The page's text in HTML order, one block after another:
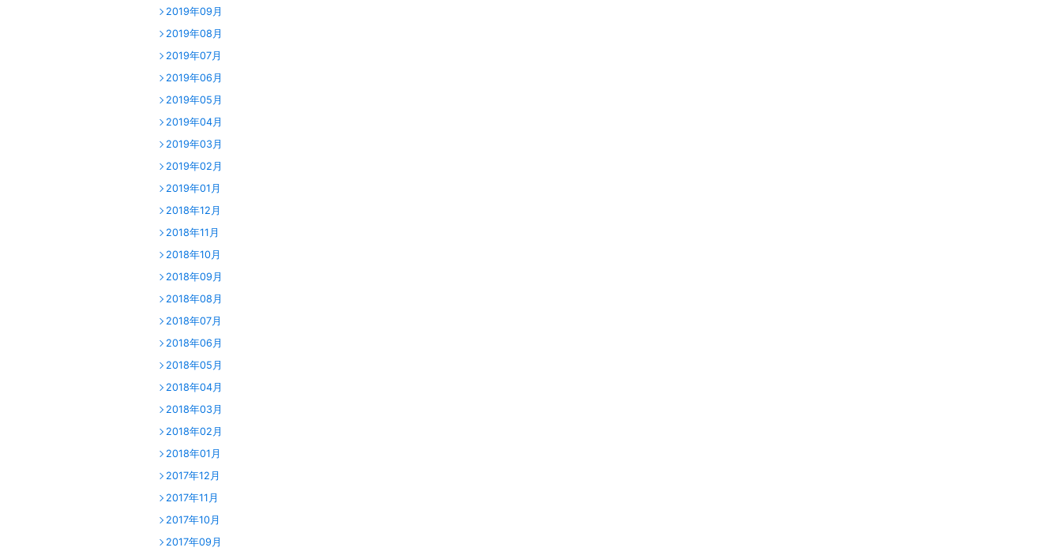
2019年09月
2019年08月
2019年07月
2019年06月
2019年05月
2019年04月
2019年03月
2019年02月
2019年01月
2018年12月
2018年11月
2018年10月
2018年09月
2018年08月
2018年07月
2018年06月
2018年05月
2018年04月
2018年03月
2018年02月
2018年01月
2017年12月
2017年11月
2017年10月
2017年09月